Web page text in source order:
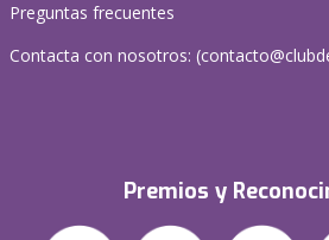
Preguntas frecuentes
Contacta con nosotros: (
Premios y